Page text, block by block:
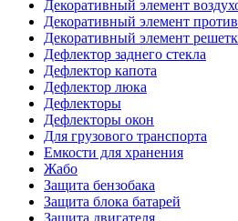
Декоративный элемент
Декоративный элемент
Декоративный элемент
Дефлектор заднего стекла
Дефлектор капота
Дефлектор люка
Дефлекторы
Дефлекторы окон
Для грузового транспорта
Емкости для хранения
Жабо
Защита бензобака
Защита блока батарей
Защита двигателя